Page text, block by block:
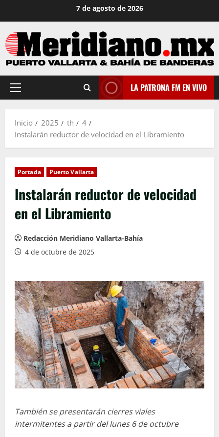
contenido
7 de agosto de 2026
Menú
LA PATRONA FM EN VIVO
Inicio 2025 th
4
Instalarán reductor de velocidad en el Libramiento
Portada Puerto Vallarta
Instalarán reductor de velocidad
en el Libramiento
Redacción Meridiano Vallarta-Bahía
4 de octubre de 2025
También se presentarán cierres viales
intermitentes a partir del lunes 6 de octubre